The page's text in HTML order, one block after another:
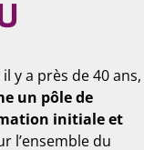
y a près de 40 ans,
un pôle de
initiale et
l’ensemble du